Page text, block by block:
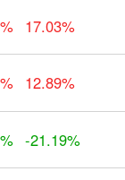
17.03%
12.89%
-21.19%